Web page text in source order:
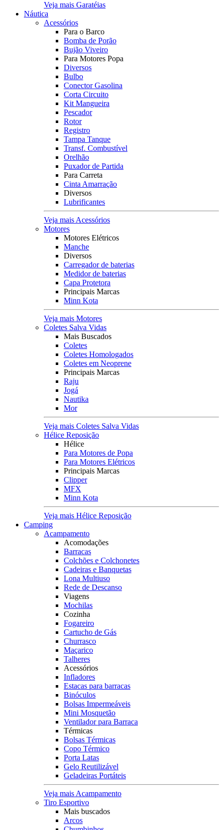
Veja mais Garatéias
Náutica
Acessórios
Para o Barco
Bomba de Porão
Bujão Viveiro
Para Motores Popa
Diversos
Bulbo
Conector Gasolina
Corta Circuito
Kit Mangueira
Pescador
Rotor
Registro
Tampa Tanque
Transf. Combustível
Orelhão
Puxador de Partida
Para Carreta
Cinta Amarração
Diversos
Lubrificantes
Veja mais Acessórios
Motores
Motores Elétricos
Manche
Diversos
Carregador de baterias
Medidor de baterias
Capa Protetora
Principais Marcas
Minn Kota
Veja mais Motores
Coletes Salva Vidas
Mais Buscados
Coletes
Coletes Homologados
Coletes em Neoprene
Principais Marcas
Raju
Jogá
Nautika
Mor
Veja mais Coletes Salva Vidas
Hélice Reposição
Hélice
Para Motores de Popa
Para Motores Elétricos
Principais Marcas
Clipper
MFX
Minn Kota
Veja mais Hélice Reposição
Camping
Acampamento
Acomodações
Barracas
Colchões e Colchonetes
Cadeiras e Banquetas
Lona Multiuso
Rede de Descanso
Viagens
Mochilas
Cozinha
Fogareiro
Cartucho de Gás
Churrasco
Maçarico
Talheres
Acessórios
Infladores
Estacas para barracas
Binóculos
Bolsas Impermeáveis
Mini Mosquetão
Ventilador para Barraca
Térmicas
Bolsas Térmicas
Copo Térmico
Porta Latas
Gelo Reutilizável
Geladeiras Portáteis
Veja mais Acampamento
Tiro Esportivo
Mais buscados
Arcos